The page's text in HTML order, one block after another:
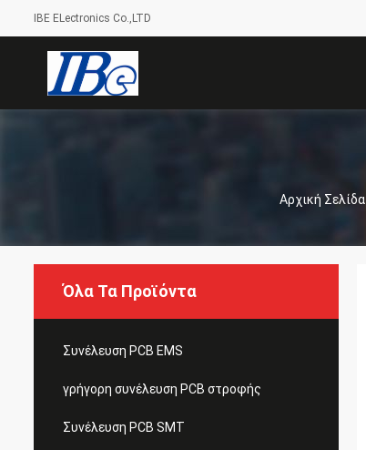
IBE ELectronics Co.,LTD
Αρχική Σελίδα
Όλα Τα Προϊόντα
Συνέλευση PCB EMS
γρήγορη συνέλευση PCB στροφής
Συνέλευση PCB SMT